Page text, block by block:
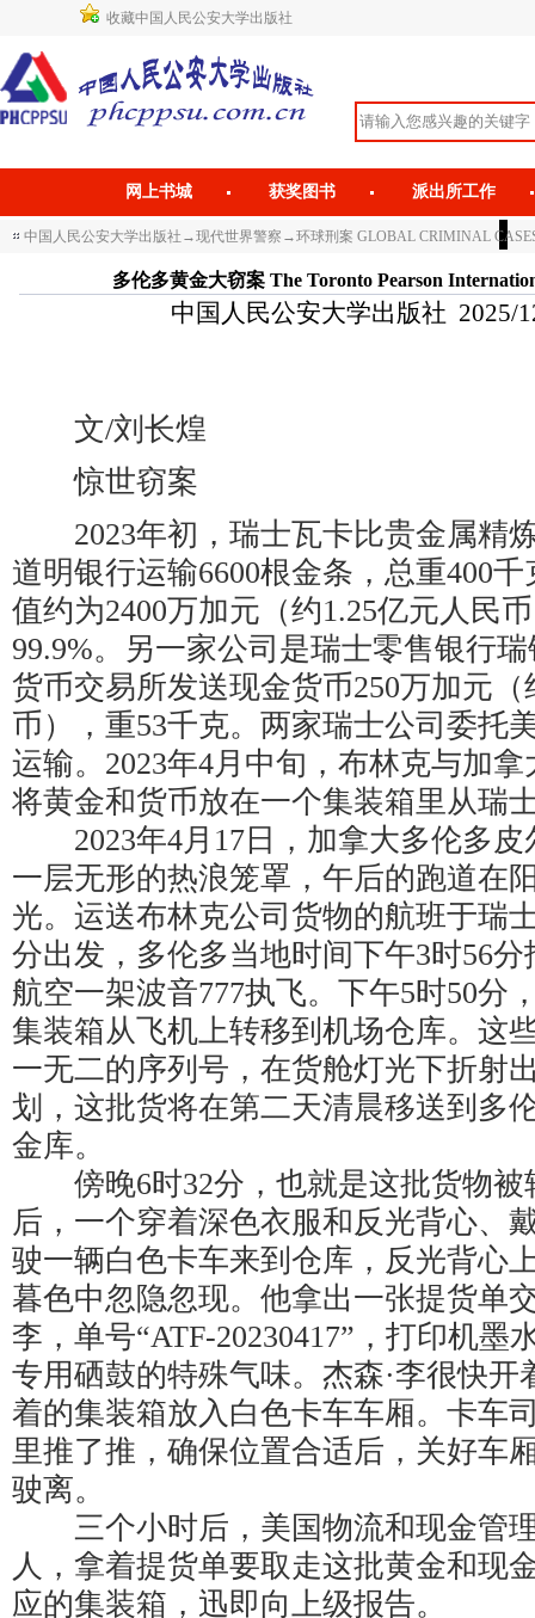
收藏中国人民公安大学出版社
网上书城 获奖图书 派出所工作
中国人民公安大学出版社 →现代世界警察 →环球刑案 GLOBAL CRIMINAL
多伦多黄金大窃案 The Toronto Pearson
中国人民公安大学出版社 2025/
文/刘长煌
惊世窃案
2023年初，瑞士瓦卡比贵金属精
道明银行运输6600根金条，总重400
值约为2400万加元（约1.25亿元人民
99.9%。另一家公司是瑞士零售银行
货币交易所发送现金货币250万加元（
币），重53千克。两家瑞士公司委托
运输。2023年4月中旬，布林克与加
将黄金和货币放在一个集装箱里从瑞
2023年4月17日，加拿大多伦多皮
一层无形的热浪笼罩，午后的跑道在
光。运送布林克公司货物的航班于瑞
分出发，多伦多当地时间下午3时56
航空一架波音777执飞。下午5时50分
集装箱从飞机上转移到机场仓库。这
一无二的序列号，在货舱灯光下折射
划，这批货将在第二天清晨移送到多
金库。
傍晚6时32分，也就是这批货物被
后，一个穿着深色衣服和反光背心、
驶一辆白色卡车来到仓库，反光背心
暮色中忽隐忽现。他拿出一张提货单
李，单号“ATF-20230417”，打印机墨
专用硒鼓的特殊气味。杰森·李很快开
着的集装箱放入白色卡车车厢。卡车
里推了推，确保位置合适后，关好车
驶离。
三个小时后，美国物流和现金管
人，拿着提货单要取走这批黄金和现
应的集装箱，迅即向上级报告。